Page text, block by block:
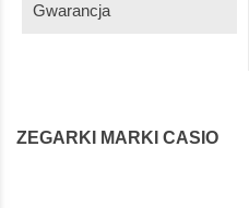
Gwarancja
ZEGARKI MARKI CASIO